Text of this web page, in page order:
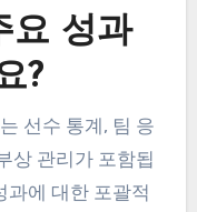
요 성과
?
선수 통계, 팀 응
상 관리가 포함됩
과에 대한 포괄적